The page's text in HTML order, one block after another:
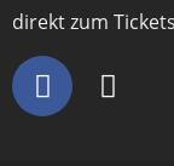
direkt zum